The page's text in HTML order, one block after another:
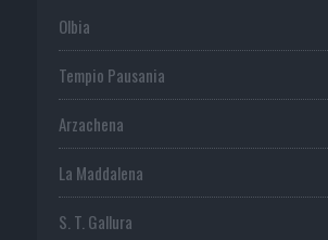
Olbia
Tempio Pausania
Arzachena
La Maddalena
S. T. Gallura